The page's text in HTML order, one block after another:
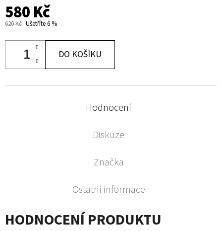
580 Kč
620 Kč Ušetříte 6 %
DO KOŠÍKU
Hodnocení
Diskuze
Značka
Ostatní informace
HODNOCENÍ PRODUKTU